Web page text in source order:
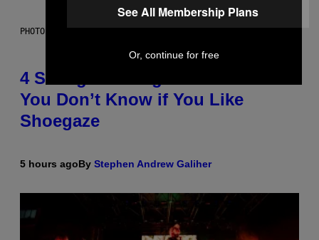
PHOTO BY SCOTT LEGATO/GETTY IMAGES
4 Shoegaze Songs to Listen to if
You Don’t Know if You Like
Shoegaze
5 hours agoBy Stephen Andrew Galiher
See All Membership Plans
Or, continue for free